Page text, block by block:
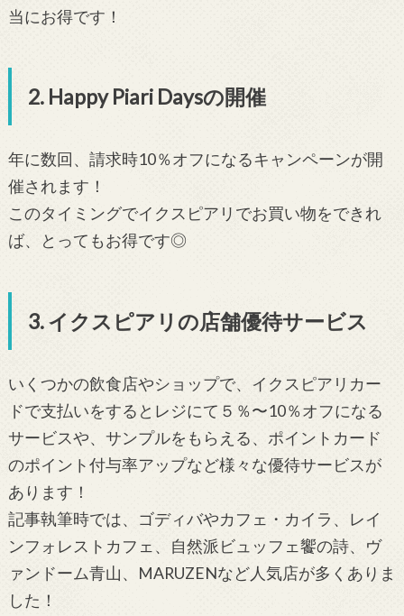
当にお得です！
2. Happy Piari Daysの開催
年に数回、請求時10％オフになるキャンペーンが開
催されます！
このタイミングでイクスピアリでお買い物をできれ
ば、とってもお得です◎
3. イクスピアリの店舗優待サービス
いくつかの飲食店やショップで、イクスピアリカー
ドで支払いをするとレジにて５％〜10％オフになる
サービスや、サンプルをもらえる、ポイントカード
のポイント付与率アップなど様々な優待サービスが
あります！
記事執筆時では、ゴディバやカフェ・カイラ、レイ
ンフォレストカフェ、自然派ビュッフェ饗の詩、ヴ
ァンドーム青山、MARUZENなど人気店が多くありま
した！